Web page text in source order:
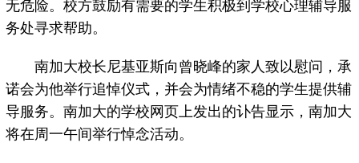
无危险。校方鼓励有需要的学生积极到学校心理辅导服
务处寻求帮助。
南加大校长尼基亚斯向曾晓峰的家人致以慰问，承
诺会为他举行追悼仪式，并会为情绪不稳的学生提供辅
导服务。南加大的学校网页上发出的讣告显示，南加大
将在周一午间举行悼念活动。